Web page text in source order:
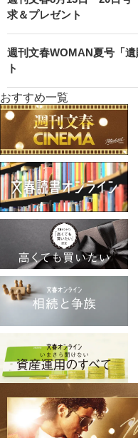
求＆プレゼント
週刊文春WOMAN夏号「
ト
おすすめ一覧